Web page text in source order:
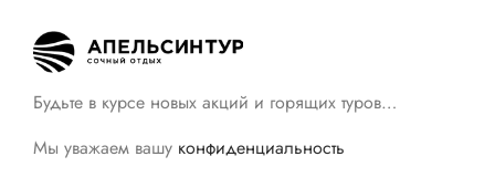
Будьте в курсе новых акций и горящих туров…
Мы уважаем вашу конфиденциальность